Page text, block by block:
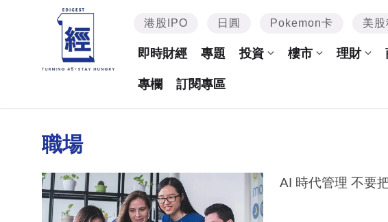
港股IPO 日圓 Pokemon卡 美
即時財經 專題 投資 樓市 理財
專欄 訂閱專區
職場
AI 時代管理 不要